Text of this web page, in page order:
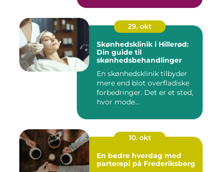
29. okt
Skønhedsklinik i Hillerød:
Din guide til
skønhedsbehandlinger
En skønhedsklinik tilbyder
mere end blot overfladiske
forbedringer. Det er et sted,
hvor mode...
10. okt
En bedre hverdag med
parterapi på Frederiksberg